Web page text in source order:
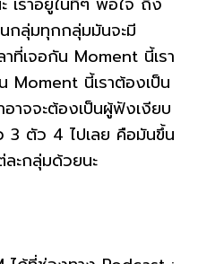
กลุ่มทุกกลุ่มมันจะมี
ที่เจอกัน Moment นี้เรา
Moment นี้เราต้องเป็น
าจจะต้องเป็นผู้ฟังเงียบ
3 ตัว 4 ไปเลย คือมันขึ้น
ะกลุ่มด้วยนะ